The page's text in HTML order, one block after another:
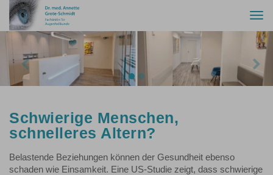
Previous
Schwierige Menschen,
schnelleres Altern?
Belastende Beziehungen können der Gesundheit ebenso
schaden wie Einsamkeit. Eine US-Studie zeigt, dass schwierige